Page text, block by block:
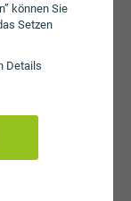
können Sie
Setzen
Details
und über
werden.